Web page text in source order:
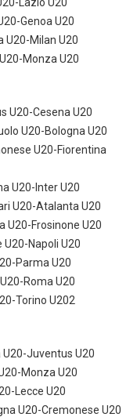
Genoa U20
U20-Milan U20
Monza U20
U20-Cesena U20
U20-Bologna U20
U20-Fiorentina
U20-Inter U20
U20-Atalanta U20
U20-Frosinone U20
U20-Napoli U20
Parma U20
Roma U20
Torino U202
U20-Juventus U20
Monza U20
Lecce U20
U20-Cremonese U20